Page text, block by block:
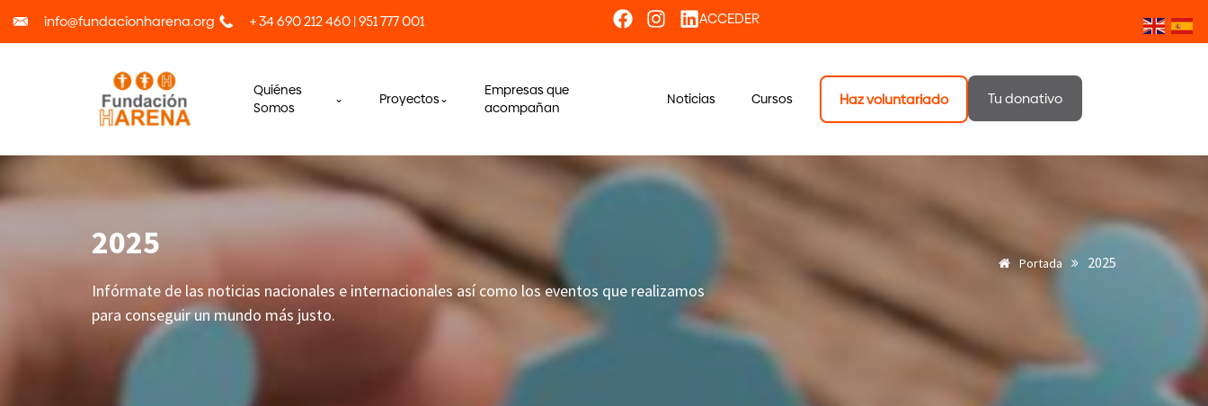
info@fundacionharena.org + 34 690 212 460 | 951 777 001 ACCEDER
Quiénes
Somos
Proyectos
Empresas que
acompañan
Noticias Cursos Haz voluntariado Tu donativo
2025
Infórmate de las noticias nacionales e internacionales así como los eventos que realizamos
para conseguir un mundo más justo.
Portada 2025